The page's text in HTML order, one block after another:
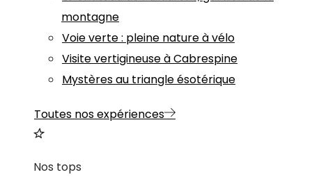
montagne
Voie verte : pleine nature à vélo
Visite vertigineuse à Cabrespine
Mystères au triangle ésotérique
Toutes nos expériences
Nos tops